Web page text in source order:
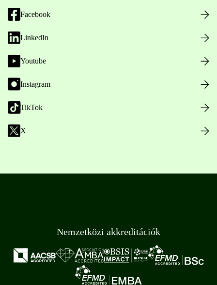
Facebook
LinkedIn
Youtube
Instagram
TikTok
X
Nemzetközi akkreditációk